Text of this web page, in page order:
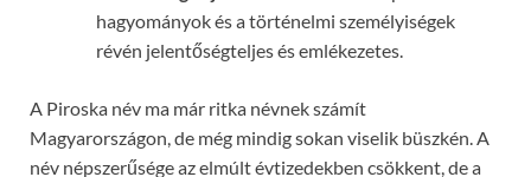
hagyományok és a történelmi személyiségek
révén jelentőségteljes és emlékezetes.
A Piroska név ma már ritka névnek számít
Magyarországon, de még mindig sokan viselik büszkén. A
név népszerűsége az elmúlt évtizedekben csökkent, de a